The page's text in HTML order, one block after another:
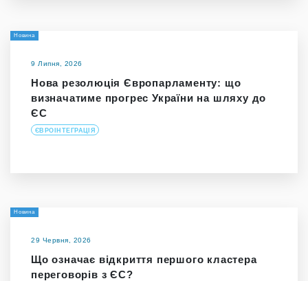
Новина
9 Липня, 2026
Нова резолюція Європарламенту: що
визначатиме прогрес України на шляху до
ЄС
ЄВРОІНТЕГРАЦІЯ
Новина
29 Червня, 2026
Що означає відкриття першого кластера
переговорів з ЄС?